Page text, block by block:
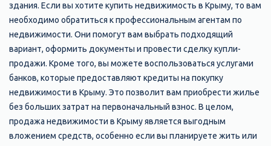
здания. Если вы хотите купить недвижимость в Крыму, то вам
необходимо обратиться к профессиональным агентам по
недвижимости. Они помогут вам выбрать подходящий
вариант, оформить документы и провести сделку купли-
продажи. Кроме того, вы можете воспользоваться услугами
банков, которые предоставляют кредиты на покупку
недвижимости в Крыму. Это позволит вам приобрести жилье
без больших затрат на первоначальный взнос. В целом,
продажа недвижимости в Крыму является выгодным
вложением средств, особенно если вы планируете жить или